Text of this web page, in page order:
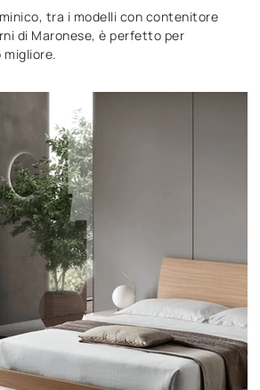
tra i modelli con contenitore
di Maronese, è perfetto per